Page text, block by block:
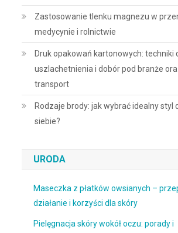
Zastosowanie tlenku magnezu w
medycynie i rolnictwie
Druk opakowań kartonowych: techniki
uszlachetnienia i dobór pod branże
transport
Rodzaje brody: jak wybrać idealny styl
siebie?
URODA
Maseczka z płatków owsianych –
działanie i korzyści dla skóry
Pielęgnacja skóry wokół oczu: porady i